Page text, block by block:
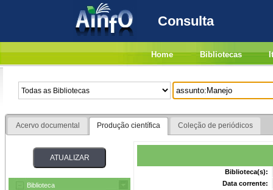
Consulta
Home Bibliotecas
Acervo documental Produção científica Coleção de periódicos
Biblioteca
Biblioteca(s):
Data corrente: